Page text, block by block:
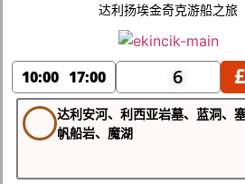
达利扬埃金奇克游船之旅
10:00 17:00 6
达利安河、利西亚岩墓、蓝洞、
帆船岩、魔湖